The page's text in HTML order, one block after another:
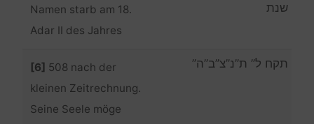
Namen starb am 18.
Adar II des Jahres
שנת
[6] 508 nach der
kleinen Zeitrechnung.
Seine Seele möge
תקח ל” ת”נ”צ”ב”ה”